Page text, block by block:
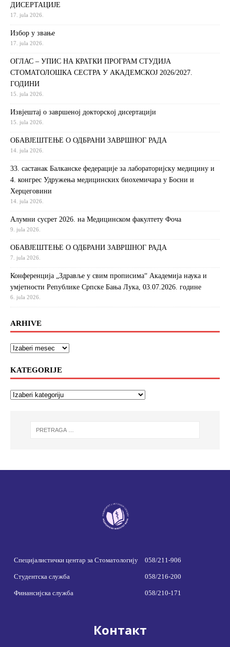
ДИСЕРТАЦИЈЕ
17. jula 2026.
Избор у звање
17. jula 2026.
ОГЛАС – УПИС НА КРАТКИ ПРОГРАМ СТУДИЈА
СТОМАТОЛОШКА СЕСТРА У АКАДЕМСКОЈ 2026/2027.
ГОДИНИ
15. jula 2026.
Извjeштaj o зaвршeнoj дoктoрскoj дисeртaциjи
15. jula 2026.
ОБАВЈЕШТЕЊЕ О ОДБРАНИ ЗАВРШНОГ РАДА
14. jula 2026.
33. састанак Балканске федерације за лабораторијску медицину и
4. конгрес Удружења медицинских биохемичара у Босни и
Херцеговини
14. jula 2026.
Алумни сусрет 2026. на Медицинском факултету Фоча
9. jula 2026.
ОБАВЈЕШТЕЊЕ О ОДБРАНИ ЗАВРШНОГ РАДА
7. jula 2026.
Конференција „Здравље у свим прописима“ Академија наука и
умјетности Републике Српске Бања Лука, 03.07.2026. године
6. jula 2026.
ARHIVE
KATEGORIJE
Специјалистички центар за Стоматологију 058/211-906
Студентска служба 058/216-200
Финансијска служба 058/210-171
Контакт